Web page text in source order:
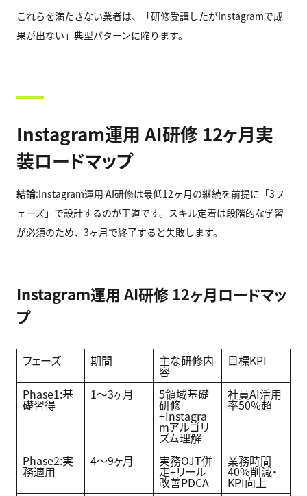
これらを満たさない業者は、「研修受講したがInstagramで成
果が出ない」典型パターンに陥ります。
Instagram運用 AI研修 12ヶ月実
装ロードマップ
結論:Instagram運用 AI研修は最低12ヶ月の継続を前提に「3フ
ェーズ」で設計するのが王道です。スキル定着は段階的な学習
が必須のため、3ヶ月で終了すると失敗します。
Instagram運用 AI研修 12ヶ月ロードマッ
プ
フェーズ 期間 主な研修内
容
目標KPI
Phase1:基
礎習得
1〜3ヶ月 5領域基礎
研修
+Instagra
mアルゴリ
ズム理解
社員AI活用
率50%超
Phase2:実
務適用
4〜9ヶ月 実務OJT併
走+リール
改善PDCA
業務時間
40%削減・
KPI向上